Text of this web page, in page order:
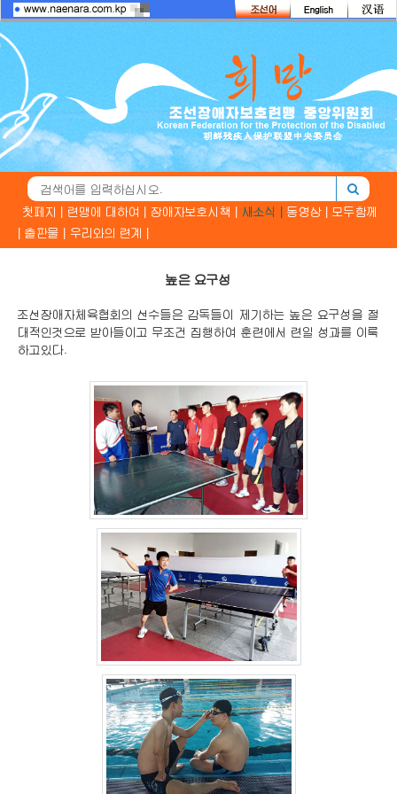
첫페지 | 련맹에 대하여 | 장애자보호시책 | 새소식 | 동영상 |
모두함께
출판물 | 우리와의 련계 |
높은 요구성
조선장애자체육협회의 선수들은 감독들이 제기하는 높은 요구성을 절
대적인것으로 받아들이고 무조건 집행하여 훈련에서 련일 성과를 이룩
하고있다.